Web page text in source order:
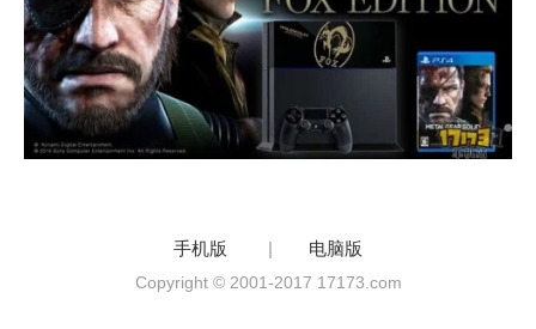
手机版 | 电脑版
Copyright © 2001-2017 17173.com